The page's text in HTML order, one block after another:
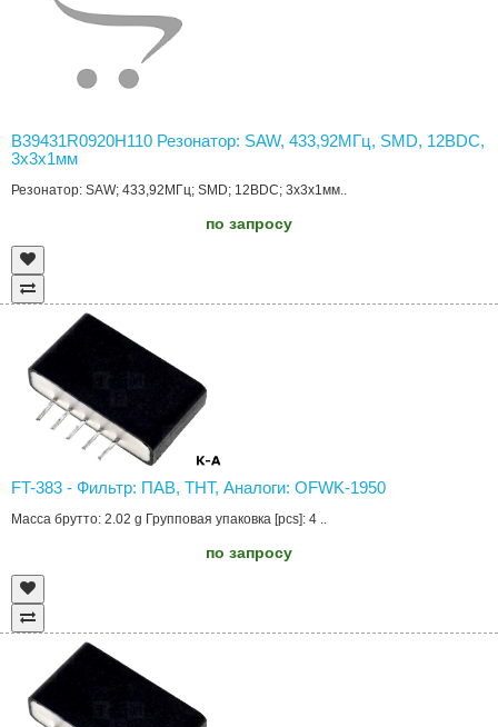
B39431R0920H110 Резонатор: SAW, 433,92МГц, SMD, 12ВDC,
3x3x1мм
Резонатор: SAW; 433,92МГц; SMD; 12ВDC; 3x3x1мм..
по запросу
FT-383 - Фильтр: ПАВ, THT, Аналоги: OFWK-1950
Масса брутто: 2.02 g Групповая упаковка [pcs]: 4 ..
по запросу